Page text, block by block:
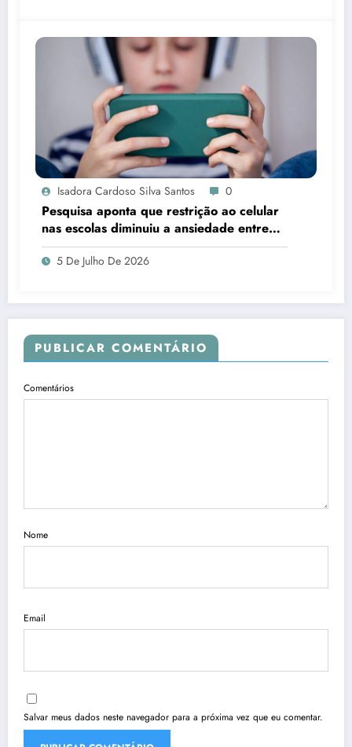
Isadora Cardoso Silva Santos 0
Pesquisa aponta que restrição ao celular
nas escolas diminuiu a ansiedade entre
estudantes
5 De Julho De 2026
PUBLICAR COMENTÁRIO
Comentários
Nome
Email
Salvar meus dados neste navegador para a próxima vez que eu comentar.